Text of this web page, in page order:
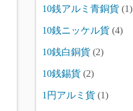
10銭アルミ青銅貨 (1)
10銭ニッケル貨 (4)
10銭白銅貨 (2)
10銭錫貨 (2)
1円アルミ貨 (1)